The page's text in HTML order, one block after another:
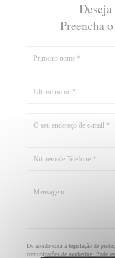
Preencha
De acordo com a legislação de
comunicações de marketing. Pode